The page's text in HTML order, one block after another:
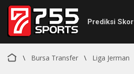
Prediksi Skor
\ Bursa Transfer \ Liga Jerman